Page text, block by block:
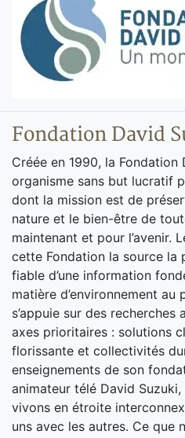
Fondation David
Créée en 1990, la Fondation
organisme sans but lucratif
dont la mission est de
nature et le bien-être de
maintenant et pour l’avenir.
cette Fondation la source la
fiable d’une information
matière d’environnement au
s’appuie sur des recherches
axes prioritaires : solutions
florissante et collectivités
enseignements de son
animateur télé David
vivons en étroite
uns avec les autres. Ce que